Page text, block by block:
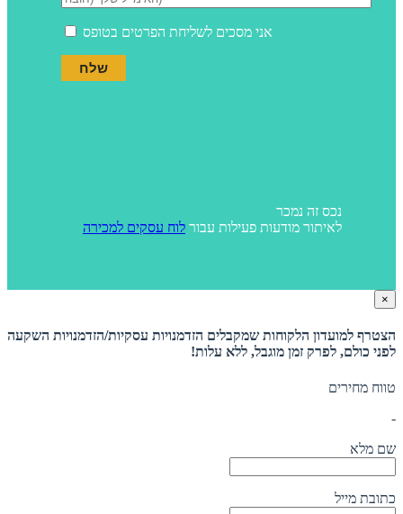
אני מסכים לשליחת הפרטים בטופס
נכס זה נמכר
לאיתור מודעות פעילות עבור לוח עסקים למכירה
×
הצטרף למועדון הלקוחות שמקבלים הזדמנויות עסקיות/הזדמנויות השקעה
לפני כולם, לפרק זמן מוגבל, ללא עלות!
טווח מחירים
-
שם מלא
כתובת מייל